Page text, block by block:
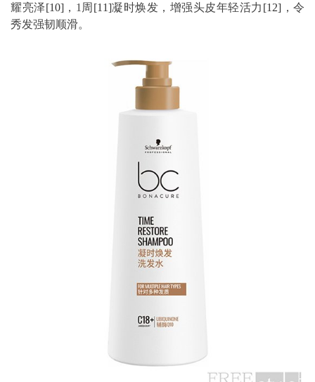
耀亮泽[10]，1周 [11]凝时焕发，增强头皮年轻活力 [12]，令
秀发强韧顺滑。